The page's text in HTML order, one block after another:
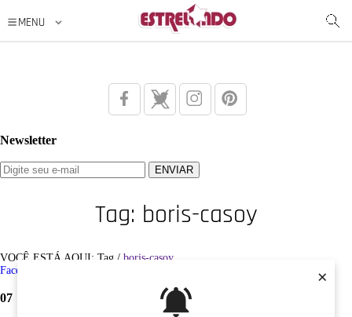
×
Newsletter
Tag: boris-casoy
VOCÊ ESTÁ AQUI: Tag / boris-casoy
Facebook
07